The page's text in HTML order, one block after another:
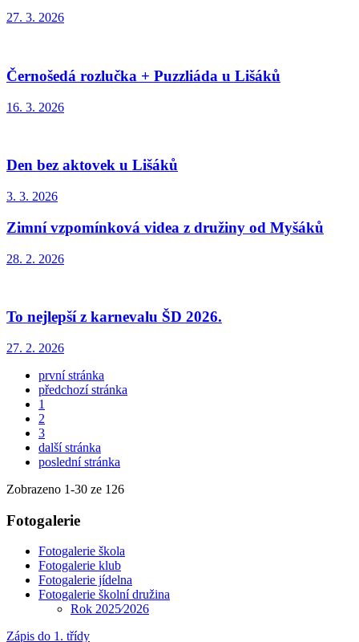
27. 3. 2026
Černošedá rozlučka + Puzzliáda u Lišáků
16. 3. 2026
Den bez aktovek u Lišáků
3. 3. 2026
Zimní vzpomínková videa z družiny od Myšáků
28. 2. 2026
To nejlepší z karnevalu ŠD 2026.
27. 2. 2026
první stránka
předchozí stránka
1
2
3
další stránka
poslední stránka
Zobrazeno 1-30 ze 126
Fotogalerie
Fotogalerie škola
Fotogalerie klub
Fotogalerie jídelna
Fotogalerie školní družina
Rok 2025⁄2026
Zápis do 1. třídy